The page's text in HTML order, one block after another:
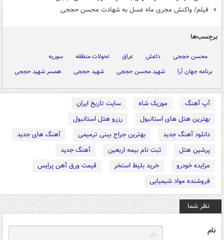
فیلم/ واکنش مجری ماه عسل به شهادت محسن حججی
برچسب‌ها
محسن حججی داعش عراق تحولات منطقه
سوریه
برنامه جهان آرا
شهید محسن حججی شهید حججی همسر شهید حججی
آپ آهنگ موزیک شاه
سایت تاریخ ایران
بهترین هتل های استانبول
رزرو هتل استانبول
دانلود آهنگ جدید
بهترین جراح بینی ترمیمی
آهنگ های جدید
پرشین هتل
ثبت نام بیمه اربعین
آهنگ جدید
مزایده خودرو
خرید بلیط استخر
قیمت ورق آهن پرایس
فروشنده مواد شیمیایی
نظر شما
نام